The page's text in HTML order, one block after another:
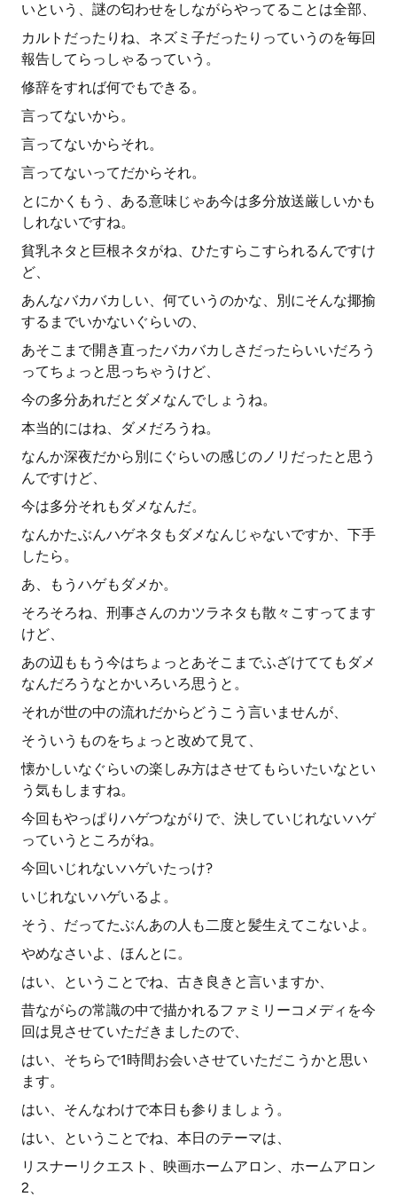
いという、謎の匂わせをしながらやってることは全部、
カルトだったりね、ネズミ子だったりっていうのを毎回
報告してらっしゃるっていう。
修辞をすれば何でもできる。
言ってないから。
言ってないからそれ。
言ってないってだからそれ。
とにかくもう、ある意味じゃあ今は多分放送厳しいかも
しれないですね。
貧乳ネタと巨根ネタがね、ひたすらこすられるんですけ
ど、
あんなバカバカしい、何ていうのかな、別にそんな揶揄
するまでいかないぐらいの、
あそこまで開き直ったバカバカしさだったらいいだろう
ってちょっと思っちゃうけど、
今の多分あれだとダメなんでしょうね。
本当的にはね、ダメだろうね。
なんか深夜だから別にぐらいの感じのノリだったと思う
んですけど、
今は多分それもダメなんだ。
なんかたぶんハゲネタもダメなんじゃないですか、下手
したら。
あ、もうハゲもダメか。
そろそろね、刑事さんのカツラネタも散々こすってます
けど、
あの辺ももう今はちょっとあそこまでふざけててもダメ
なんだろうなとかいろいろ思うと。
それが世の中の流れだからどうこう言いませんが、
そういうものをちょっと改めて見て、
懐かしいなぐらいの楽しみ方はさせてもらいたいなとい
う気もしますね。
今回もやっぱりハゲつながりで、決していじれないハゲ
っていうところがね。
今回いじれないハゲいたっけ?
いじれないハゲいるよ。
そう、だってたぶんあの人も二度と髪生えてこないよ。
やめなさいよ、ほんとに。
はい、ということでね、古き良きと言いますか、
昔ながらの常識の中で描かれるファミリーコメディを今
回は見させていただきましたので、
はい、そちらで1時間お会いさせていただこうかと思い
ます。
はい、そんなわけで本日も参りましょう。
はい、ということでね、本日のテーマは、
リスナーリクエスト、映画ホームアロン、ホームアロン
2、